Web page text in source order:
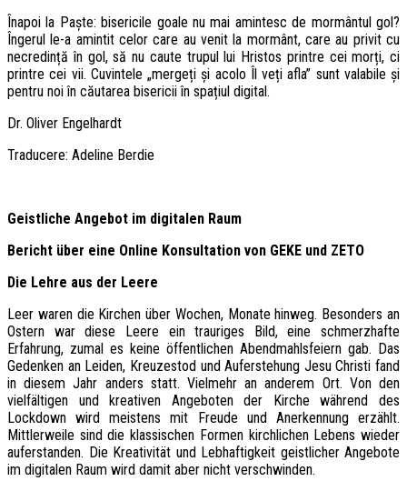
Înapoi la Paște: bisericile goale nu mai amintesc de mormântul gol?
Îngerul le-a amintit celor care au venit la mormânt, care au privit cu
necredință în gol, să nu caute trupul lui Hristos printre cei morți, ci
printre cei vii. Cuvintele „mergeți și acolo Îl veți afla” sunt valabile și
pentru noi în căutarea bisericii în spațiul digital.
Dr. Oliver Engelhardt
Traducere: Adeline Berdie
Geistliche Angebot im digitalen Raum
Bericht über eine Online Konsultation von GEKE und ZETO
Die Lehre aus der Leere
Leer waren die Kirchen über Wochen, Monate hinweg. Besonders an
Ostern war diese Leere ein trauriges Bild, eine schmerzhafte
Erfahrung, zumal es keine öffentlichen Abendmahlsfeiern gab. Das
Gedenken an Leiden, Kreuzestod und Auferstehung Jesu Christi fand
in diesem Jahr anders statt. Vielmehr an anderem Ort. Von den
vielfältigen und kreativen Angeboten der Kirche während des
Lockdown wird meistens mit Freude und Anerkennung erzählt.
Mittlerweile sind die klassischen Formen kirchlichen Lebens wieder
auferstanden. Die Kreativität und Lebhaftigkeit geistlicher Angebote
im digitalen Raum wird damit aber nicht verschwinden.